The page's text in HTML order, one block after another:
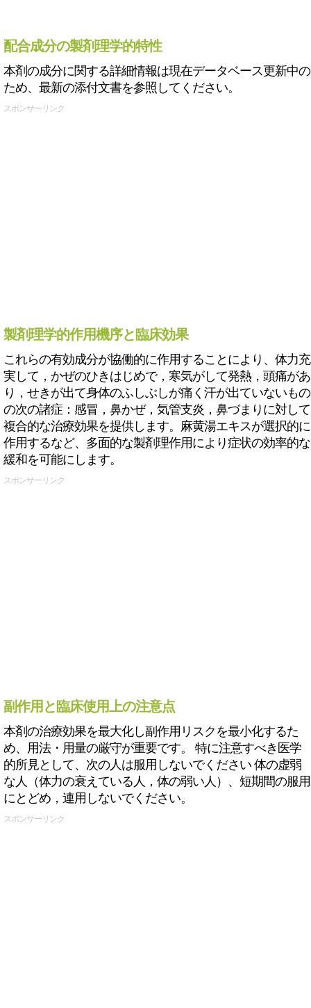
配合成分の製剤理学的特性
本剤の成分に関する詳細情報は現在データベース更新中の
ため、最新の添付文書を参照してください。
スポンサーリンク
製剤理学的作用機序と臨床効果
これらの有効成分が協働的に作用することにより、体力充
実して，かぜのひきはじめで，寒気がして発熱，頭痛があ
り，せきが出て身体のふしぶしが痛く汗が出ていないもの
の次の諸症：感冒，鼻かぜ，気管支炎，鼻づまりに対して
複合的な治療効果を提供します。麻黄湯エキスが選択的に
作用するなど、多面的な製剤理作用により症状の効率的な
緩和を可能にします。
スポンサーリンク
副作用と臨床使用上の注意点
本剤の治療効果を最大化し副作用リスクを最小化するた
め、用法・用量の厳守が重要です。 特に注意すべき医学
的所見として、次の人は服用しないでください 体の虚弱
な人（体力の衰えている人，体の弱い人）、短期間の服用
にとどめ，連用しないでください。
スポンサーリンク